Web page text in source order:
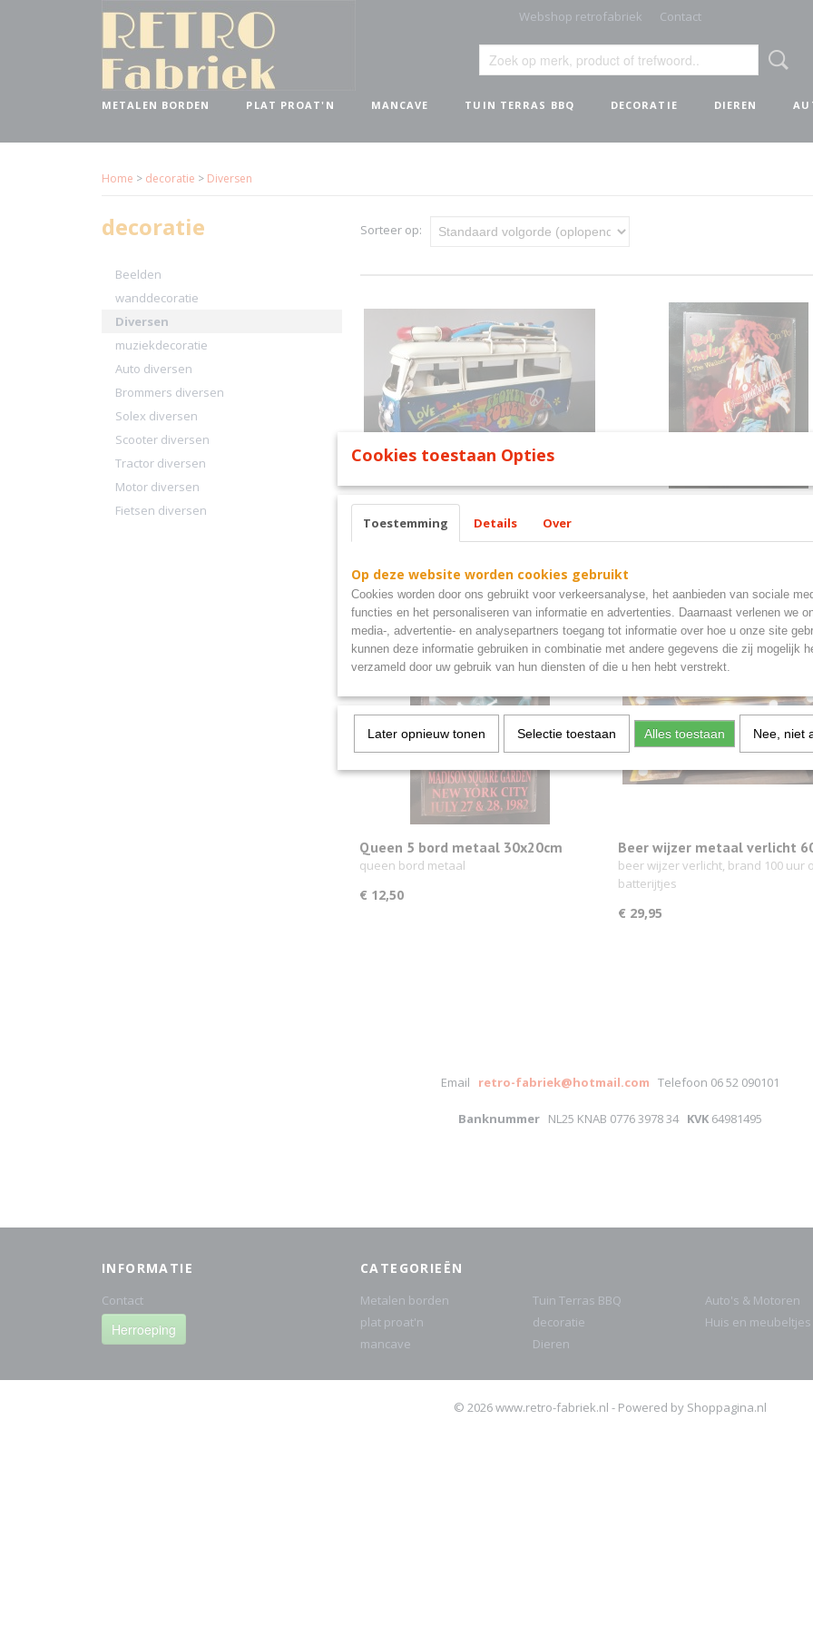
Webshop retrofabriek Contact
METALEN BORDEN PLAT PROAT'N MANCAVE TUIN TERRAS BBQ DECORATIE DIEREN
Home > decoratie > Diversen
decoratie
Beelden
wanddecoratie
Diversen
muziekdecoratie
Auto diversen
Brommers diversen
Solex diversen
Scooter diversen
Tractor diversen
Motor diversen
Fietsen diversen
Sorteer op:
Metalen bus L 25 cm BR 10 cm H
15cm
metalen bus flower power
Queen 5 bord metaal 30x20cm
queen bord metaal
€ 12,50
Beer wijzer metaal verlicht
cm 29,95
beer wijzer verlicht, brand 100 uur
batterijtjes
€ 29,95
Email retro-fabriek@hotmail.com Telefoon 06 52 090101
Banknummer NL25 KNAB 0776 3978 34 KVK64981495
INFORMATIE
Contact
Herroeping
CATEGORIEËN
Metalen borden
plat proat'n
mancave
Tuin Terras BBQ
decoratie
Dieren
Auto's & Motoren
Huis en meubeltjes
© 2026 www.retro-fabriek.nl - Powered by Shoppagina.nl
Cookies toestaan Opties
Toestemming Details Over
Op deze website worden cookies gebruikt
Cookies worden door ons gebruikt voor verkeersanalyse, het aanbieden van sociale
functies en het personaliseren van informatie en advertenties. Daarnaast verlenen we
media-, advertentie- en analysepartners toegang tot informatie over hoe u onze site
kunnen deze informatie gebruiken in combinatie met andere gegevens die zij mogelijk
verzameld door uw gebruik van hun diensten of die u hen hebt verstrekt.
Later opnieuw tonen Selectie toestaan Alles toestaan Nee, niet